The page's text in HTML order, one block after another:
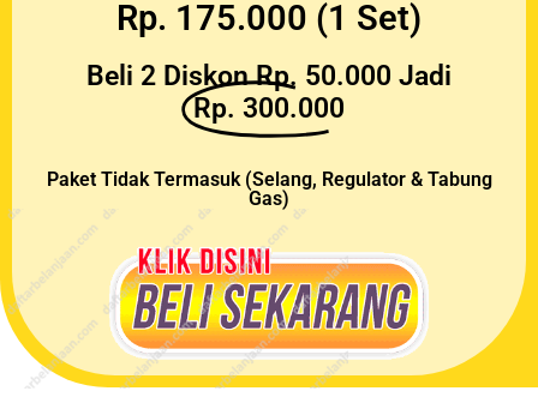
Rp. 175.000 (1 Set)
Beli 2 Diskon Rp. 50.000 Jadi
Rp. 300.000
Paket Tidak Termasuk (Selang, Regulator & Tabung
Gas)